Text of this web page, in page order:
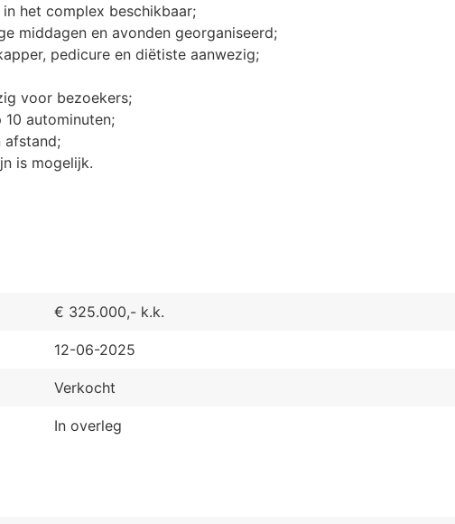
het complex beschikbaar;
middagen en avonden georganiseerd;
pedicure en diëtiste aanwezig;
voor bezoekers;
autominuten;
afstand;
is mogelijk.
€ 325.000,- k.k.
12-06-2025
Verkocht
In overleg